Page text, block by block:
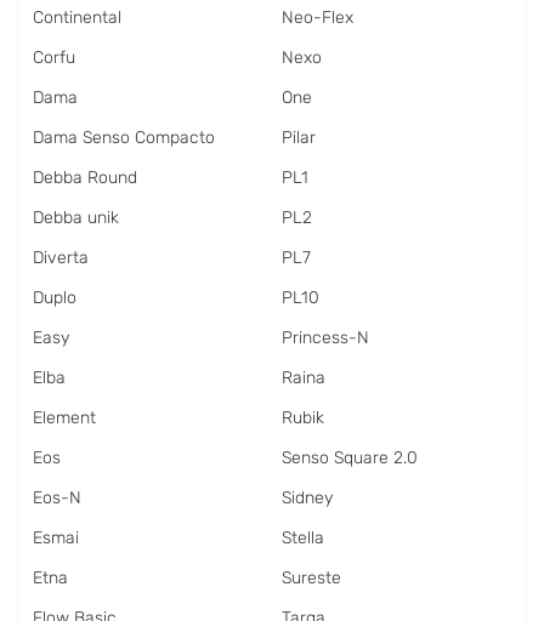
Continental
Corfu
Dama
Dama Senso Compacto
Debba Round
Debba unik
Diverta
Duplo
Easy
Elba
Element
Eos
Eos-N
Esmai
Etna
Neo-Flex
Nexo
One
Pilar
PL1
PL2
PL7
PL10
Princess-N
Raina
Rubik
Senso Square 2.0
Sidney
Stella
Sureste